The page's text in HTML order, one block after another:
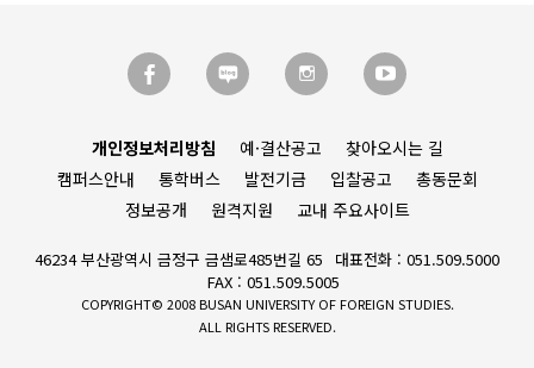
개인정보처리방침 예·결산공고
찾아오시는 길
캠퍼스안내
통학버스 발전기금 입찰공고
총동문회
정보공개
원격지원 교내 주요사이트
46234 부산광역시 금정구 금샘로485번길 65
대표전화 : 051.509.5000
FAX : 051.509.5005
COPYRIGHT© 2008 BUSAN UNIVERSITY OF FOREIGN STUDIES.
ALL RIGHTS RESERVED.